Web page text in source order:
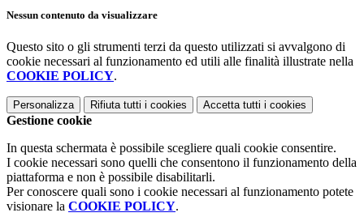
Nessun contenuto da visualizzare
Questo sito o gli strumenti terzi da questo utilizzati si avvalgono di
cookie necessari al funzionamento ed utili alle finalità illustrate nella
COOKIE POLICY.
Personalizza Rifiuta tutti i cookies Accetta tutti i cookies
Gestione cookie
In questa schermata è possibile scegliere quali cookie consentire.
I cookie necessari sono quelli che consentono il funzionamento della
piattaforma e non è possibile disabilitarli.
Per conoscere quali sono i cookie necessari al funzionamento potete
visionare la COOKIE POLICY.